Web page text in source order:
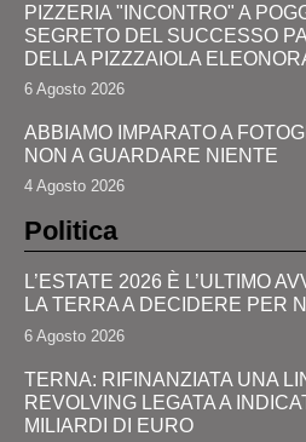
PIZZERIA "INCONTRO" A
SEGRETO DEL SUCCESSO
DELLA PIZZZAIOLA
6 Agosto 2026
ABBIAMO IMPARATO A
NON A GUARDARE NIENTE
4 Agosto 2026
Politica
L’ESTATE 2026 È L’ULTIMO
LA TERRA A DECIDERE PER
6 Agosto 2026
TERNA: RIFINANZIATA UNA
REVOLVING LEGATA A
MILIARDI DI EURO